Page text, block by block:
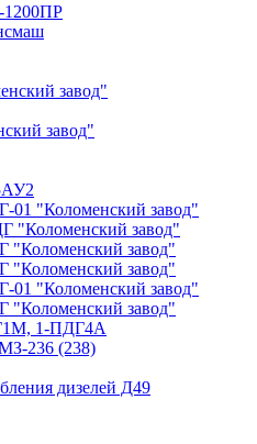
1200ПР
завод"
завод"
01 "Коломенский завод"
"Коломенский завод"
"Коломенский завод"
"Коломенский завод"
01 "Коломенский завод"
"Коломенский завод"
1-ПДГ4А
236 (238)
дизелей Д49